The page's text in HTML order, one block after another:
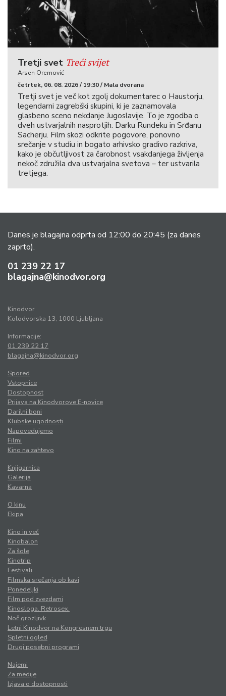
Tretji svet Treći svijet
Arsen Oremović
četrtek, 06. 08. 2026 / 19:30 / Mala dvorana
Tretji svet je več kot zgolj dokumentarec o Haustorju,
legendarni zagrebški skupini, ki je zaznamovala
glasbeno sceno nekdanje Jugoslavije. To je zgodba o
dveh ustvarjalnih nasprotjih: Darku Rundeku in Srđanu
Sacherju. Film skozi odkrite pogovore, ponovno
srečanje v studiu in bogato arhivsko gradivo razkriva,
kako je občutljivost za čarobnost vsakdanjega življenja
nekoč združila dva ustvarjalna svetova – ter ustvarila
tretjega.
Danes je blagajna odprta od 12:00 do 20:45 (za danes
zaprto).
01 239 22 17
blagajna@kinodvor.org
Kinodvor
Kolodvorska 13, 1000 Ljubljana
Informacije:
01 239 22 17
blagajna@kinodvor.org
Spored
Vstopnice
Dostopnost
Prijava na Kinodvorove E-novice
Darilni boni
Klubske ugodnosti
Napovedujemo
Filmi
Kino na zahtevo
Knjigarnica
Galerija
Kavarna
O kinu
Ekipa
Kino in več
Kinobalon
Za šole
Kinotrip
Festivali
Filmska srečanja ob kavi
Ponedeljki
Film pod zvezdami
Kinosloga. Retrosex.
Noč grozljivk
Letni Kinodvor na Kongresnem trgu
Spletni ogled
Drugi posebni programi
Najemi
Za medije
Izjava o dostopnosti